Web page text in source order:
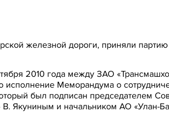
железной дороги, приняли
2010 года между ЗАО
исполнение Меморандума о
был подписан председателем
и начальником АО «Улан-